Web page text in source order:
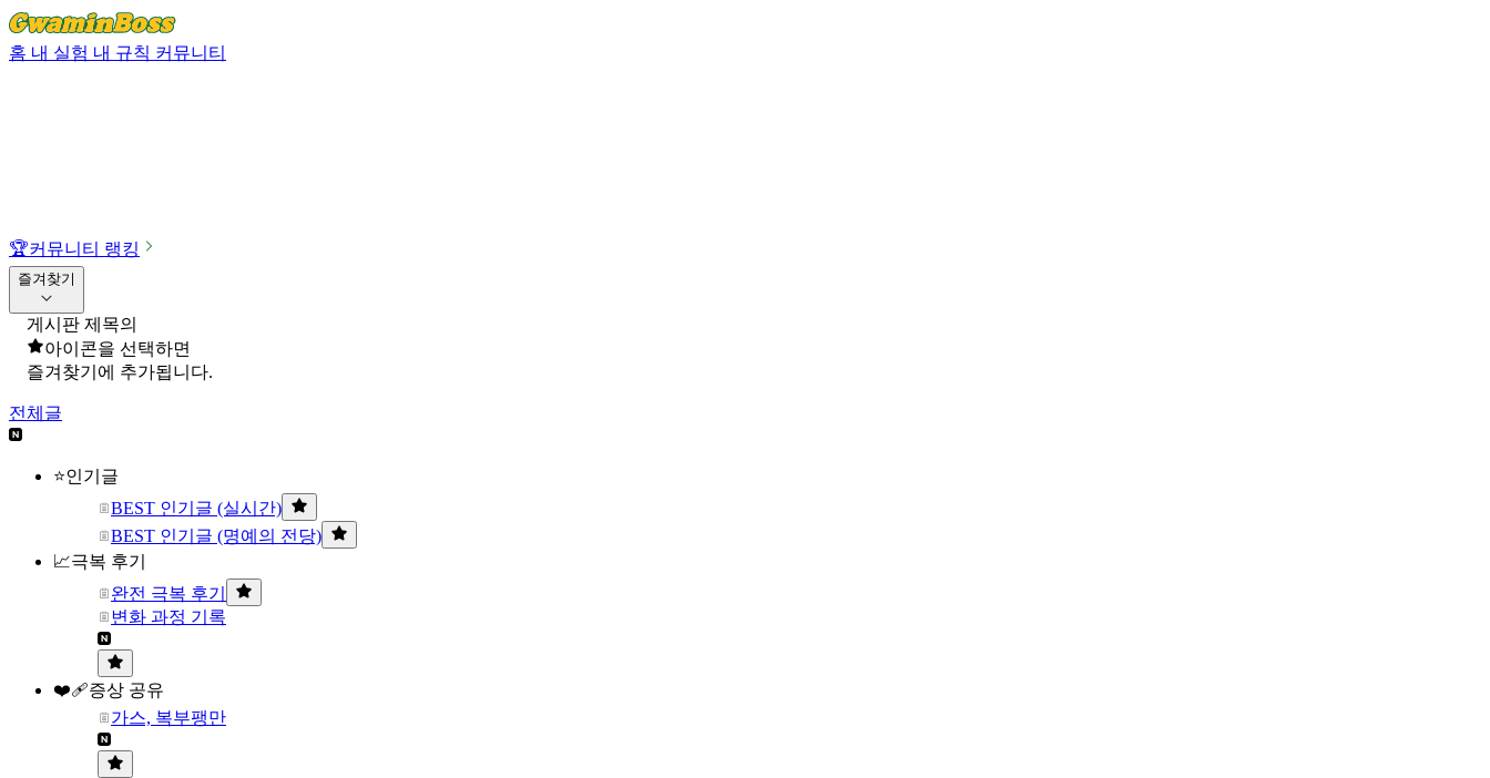
홈 내 실험 내 규칙 커뮤니티
🏆커뮤니티 랭킹
즐겨찾기
게시판 제목의
아이콘을 선택하면
즐겨찾기에 추가됩니다.
전체글
⭐인기글
BEST 인기글 (실시간)
BEST 인기글 (명예의 전당)
📈극복 후기
완전 극복 후기
변화 과정 기록
❤️‍🩹증상 공유
가스, 복부팽만